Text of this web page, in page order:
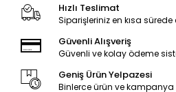
Hızlı Teslimat
Siparişleriniz en kısa sürede
Güvenli Alışveriş
Güvenli ve kolay ödeme
Geniş Ürün Yelpazesi
Binlerce ürün ve kampanya